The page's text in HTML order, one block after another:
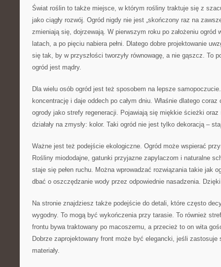
Świat roślin to także miejsce, w którym rośliny traktuje się z
jako ciągły rozwój. Ogród nigdy nie jest „skończony raz na
zmieniają się, dojrzewają. W pierwszym roku po założeniu ogród
latach, a po pięciu nabiera pełni. Dlatego dobre projektowanie
się tak, by w przyszłości tworzyły równowagę, a nie gąszcz. To
ogród jest mądry.
Dla wielu osób ogród jest też sposobem na lepsze
koncentrację i daje oddech po całym dniu. Właśnie dlatego
ogrody jako strefy regeneracji. Pojawiają się miękkie ścieżki
działały na zmysły: kolor. Taki ogród nie jest tylko dekoracją –
Ważne jest też podejście ekologiczne. Ogród może wspierać
Rośliny miododajne, gatunki przyjazne zapylaczom i naturalne
staje się pełen ruchu. Można wprowadzać rozwiązania takie jak
dbać o oszczędzanie wody przez odpowiednie nasadzenia.
Na stronie znajdziesz także podejście do detali, które często
wygodny. To mogą być wykończenia przy tarasie. To również
frontu bywa traktowany po macoszemu, a przecież to on wita
Dobrze zaprojektowany front może być elegancki, jeśli zastosuje
materiały.